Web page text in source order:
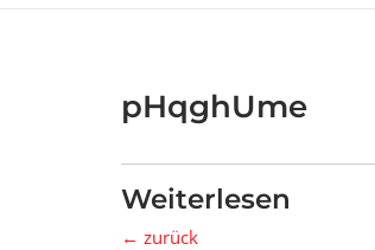
pHqghUme
Weiterlesen
← zurück